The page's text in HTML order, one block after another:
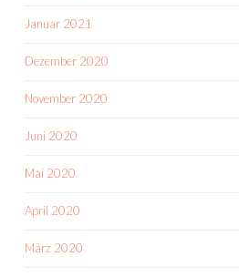
Januar 2021
Dezember 2020
November 2020
Juni 2020
Mai 2020
April 2020
März 2020